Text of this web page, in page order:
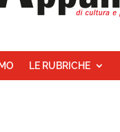
LE RUBRICHE